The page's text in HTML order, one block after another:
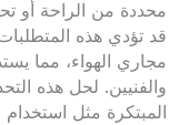
محددة من الراحة أو
قد تؤدي هذه
مجاري الهواء، مما
والفنيين. لحل هذه
المبتكرة مثل